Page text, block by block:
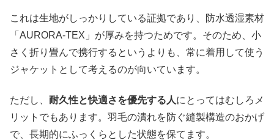
これは生地がしっかりしている証拠であり、防水透湿素材
「AURORA-TEX」が厚みを持つためです。そのため、小
さく折り畳んで携行するというよりも、常に着用して使う
ジャケットとして考えるのが向いています。
ただし、 耐久性と快適さを優先する人にとってはむしろメ
リットでもあります。羽毛の潰れを防ぐ縫製構造のおかげ
で、長期的にふっくらとした状態を保てます。